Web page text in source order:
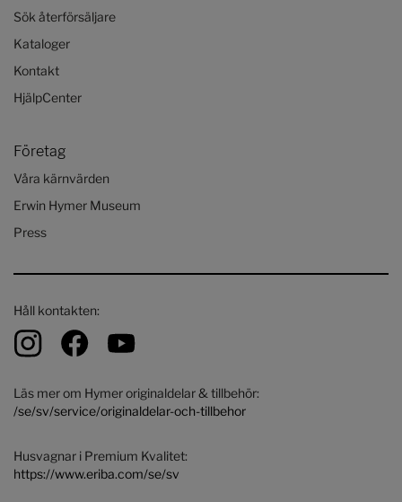
Sök återförsäljare
Kataloger
Kontakt
HjälpCenter
Företag
Våra kärnvärden
Erwin Hymer Museum
Press
Håll kontakten:
Läs mer om Hymer originaldelar & tillbehör:
/se/sv/service/originaldelar-och-tillbehor
Husvagnar i Premium Kvalitet:
https://www.eriba.com/se/sv